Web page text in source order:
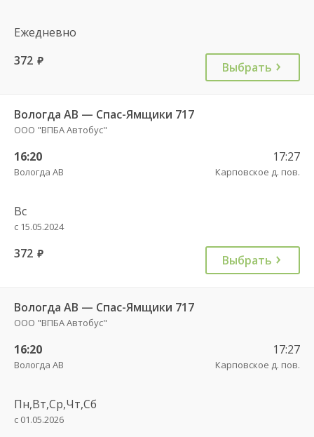
Ежедневно
372 руб. Выбрать
Вологда АВ — Спас-Ямщики 717
ООО "ВПБА Автобус"
16:20
Вологда АВ
17:27
Карповское д. пов.
Вс
с 15.05.2024
372 руб. Выбрать
Вологда АВ — Спас-Ямщики 717
ООО "ВПБА Автобус"
16:20
Вологда АВ
17:27
Карповское д. пов.
Пн,Вт,Ср,Чт,Сб
с 01.05.2026